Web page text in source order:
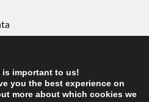
is important to us!
you the best experience on
more about which cookies we